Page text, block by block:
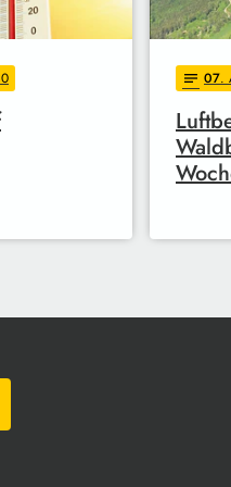
notes 07.